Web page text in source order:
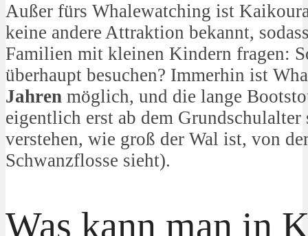
Außer fürs Whalewatching ist
keine andere Attraktion bekannt,
Familien mit kleinen Kindern fragen:
überhaupt besuchen? Immerhin ist
Jahren möglich, und die lange
eigentlich erst ab dem Grundschulalter
verstehen, wie groß der Wal ist, von
Schwanzflosse sieht).
Was kann man in